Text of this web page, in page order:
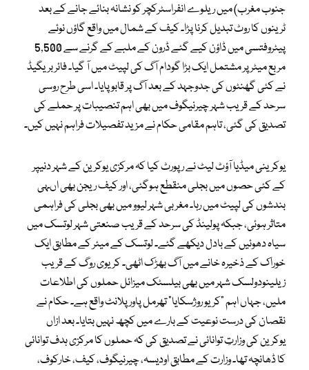
جنوب مغرب) میں ریلوے انفراسٹرکچر کو نشانہ بنائے جانے کے بعد
ٹرینوں کا روٹ تبدیل کرنا پڑا۔ کیف کے شمال میں واقع گاؤں نوئے
پیٹروفتسی میں ڈاؤن کیے گئے ڈرون کے ملبے کے گرنے سے 5,500
مربع میٹر پر مشتمل ایک بڑا گودام آگ کی لپیٹ میں آ گیا۔ فائر بریگیڈ
نے کئی گھنٹوں کی جدوجہد کے بعد آگ پر قابو پایا۔ اسی طرح روسی
سرحد کے قریب شہر چیرنیگوف میں بھی اہم تنصیبات پر حملے کی
تصدیق کی گئی، تاہم مقامی حکام نے مزید تفصیلات فراہم نہیں کیں۔
یوکرینی میڈیا آؤٹ لیٹ نے رپورٹ کیا کہ مرکزی یوکرین کے شہر دنیپر
کے کئی حصوں میں بجلی منقطع ہوگئی، اور کیف ریجن بھی اںہی
بندشوں کی لپیٹ میں رہا۔ مغربی شہر لیوو میں بھی بجلی کی فراہمی
متاثر ہوئی، جبکہ پولینڈ کی سرحد کے قریب صنعتی شہر لوتسک میں
سیاہ دھوئیں کے بادل دیکھے گئے۔ لوتسک کے میئر کے مطابق ایک
خوراک کے ذخیرہ خانے میں آگ بھڑک اٹھی۔ کریوی روگ کے قریب
زیلینودولسک شہر میں بھی بیلسٹک میزائل حملوں کی اطلاعات
ملیں، جہاں اہم “کریو روژسکایا” تھرمل پاور پلانٹ واقع ہے۔ حکام نے
نقصان کی درست نوعیت کے بارے میں کچھ نہیں بتایا۔ بعد ازاں
یوکرین کی وزارتِ توانائی نے تصدیق کی کہ حملوں کا مرکزی ہدف توانائی
کا ڈھانچہ تھا۔ وزارت کے مطابق اودیسہ، چیرنیگوف، کیف، خارکوف،